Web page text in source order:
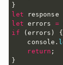
}
let response
let errors =
if
(errors )
{
	console
.
return ;
}